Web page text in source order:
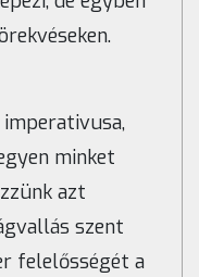
imperativusa,
minket
azt
szent
felelősségét a